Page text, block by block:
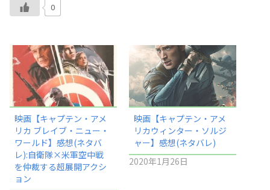
0
映画【キャプテン・アメ
リカ ブレイブ・ニュー・
ワールド】感想(ネタバ
レ):自衛隊×米軍空中戦
を仲裁する超展開アクシ
ョン
映画【キャプテン・アメ
リカウィンター・ソルジ
ャー】感想(ネタバレ)
2020年1月26日